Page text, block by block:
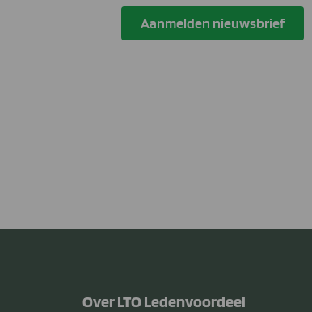
Aanmelden nieuwsbrief
Over LTO Ledenvoordeel